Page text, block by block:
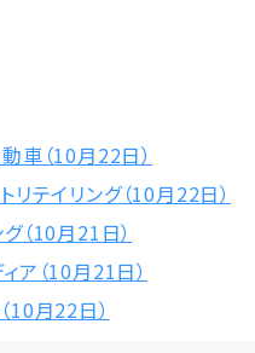
車（10月22日）
リテイリング（10月22日）
（10月21日）
ア（10月21日）
月22日）